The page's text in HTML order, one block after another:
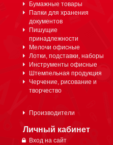
Бумажные товары
Папки для хранения
документов
Пишущие
принадлежности
Мелочи офисные
Лотки, подставки, наборы
Инструменты офисные
Штемпельная продукция
Черчение, рисование и
творчество
Производители
Личный кабинет
Вход на сайт